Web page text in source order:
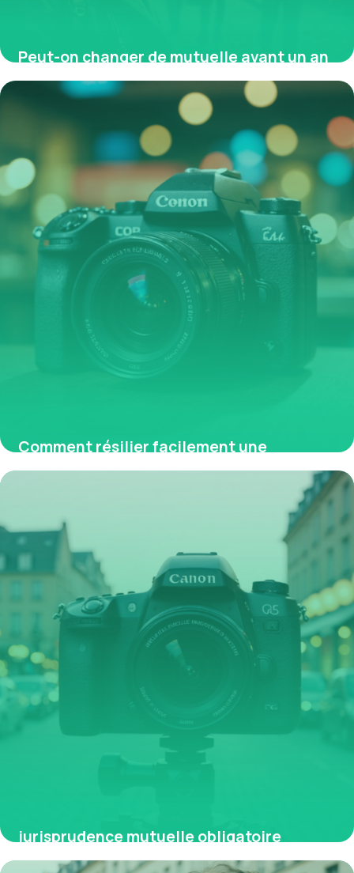
Peut-on changer de mutuelle avant un an
? Motifs légaux et démarches
Comment résilier facilement une
mutuelle obligatoire en entreprise
jurisprudence mutuelle obligatoire
9 avril 2026